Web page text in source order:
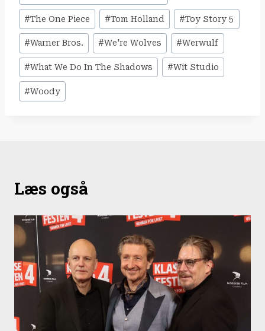
#The One Piece #Tom Holland #Toy Story 5
#Warner Bros. #We're Wolves #Werwulf
#What We Do In The Shadows #Wit Studio
#Woody
Læs også